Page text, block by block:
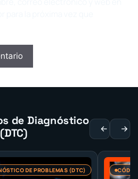
de Diagnóstico
DE PROBLEMAS (DTC)